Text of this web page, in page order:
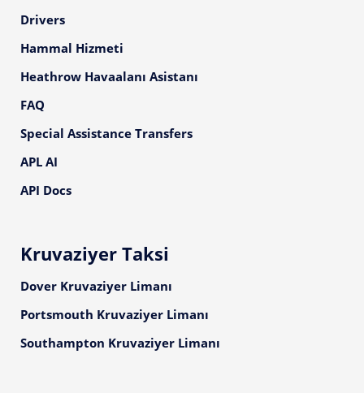
Drivers
Hammal Hizmeti
Heathrow Havaalanı Asistanı
FAQ
Special Assistance Transfers
APL AI
API Docs
Kruvaziyer Taksi
Dover Kruvaziyer Limanı
Portsmouth Kruvaziyer Limanı
Southampton Kruvaziyer Limanı